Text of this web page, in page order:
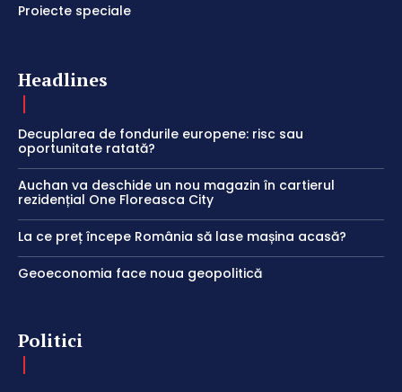
Proiecte speciale
Headlines
Decuplarea de fondurile europene: risc sau
oportunitate ratată?
Auchan va deschide un nou magazin în cartierul
rezidențial One Floreasca City
La ce preț începe România să lase mașina acasă?
Geoeconomia face noua geopolitică
Politici